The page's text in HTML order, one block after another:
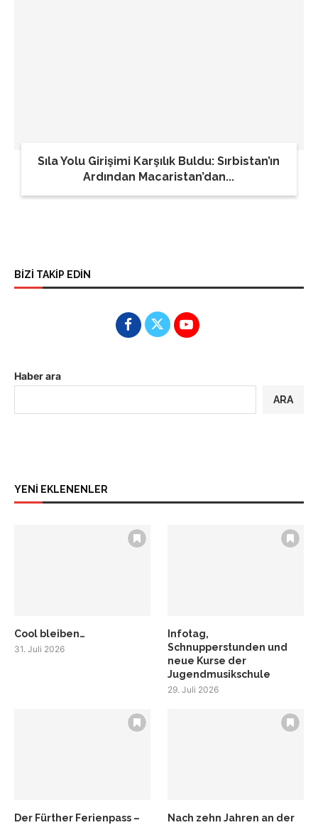
Sıla Yolu Girişimi Karşılık Buldu: Sırbistan’ın
Ardından Macaristan’dan...
BİZİ TAKİP EDİN
Haber ara
ARA
YENİ EKLENENLER
Cool bleiben…
31. Juli 2026
Infotag,
Schnupperstunden und
neue Kurse der
Jugendmusikschule
29. Juli 2026
Der Fürther Ferienpass –
Nach zehn Jahren an der